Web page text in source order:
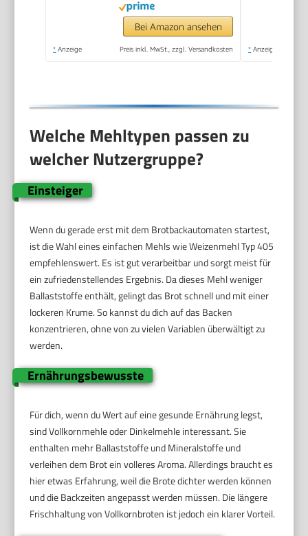
Backautomat mit
Timer | einfache
Bedienung über
Bei Amazon ansehen
* Anzeige Preis inkl. MwSt., zzgl. Versandkosten * Anzeige
Welche Mehltypen passen zu
welcher Nutzergruppe?
Einsteiger
Wenn du gerade erst mit dem Brotbackautomaten startest,
ist die Wahl eines einfachen Mehls wie Weizenmehl Typ 405
empfehlenswert. Es ist gut verarbeitbar und sorgt meist für
ein zufriedenstellendes Ergebnis. Da dieses Mehl weniger
Ballaststoffe enthält, gelingt das Brot schnell und mit einer
lockeren Krume. So kannst du dich auf das Backen
konzentrieren, ohne von zu vielen Variablen überwältigt zu
werden.
Ernährungsbewusste
Für dich, wenn du Wert auf eine gesunde Ernährung legst,
sind Vollkornmehle oder Dinkelmehle interessant. Sie
enthalten mehr Ballaststoffe und Mineralstoffe und
verleihen dem Brot ein volleres Aroma. Allerdings braucht es
hier etwas Erfahrung, weil die Brote dichter werden können
und die Backzeiten angepasst werden müssen. Die längere
Frischhaltung von Vollkornbroten ist jedoch ein klarer Vorteil.